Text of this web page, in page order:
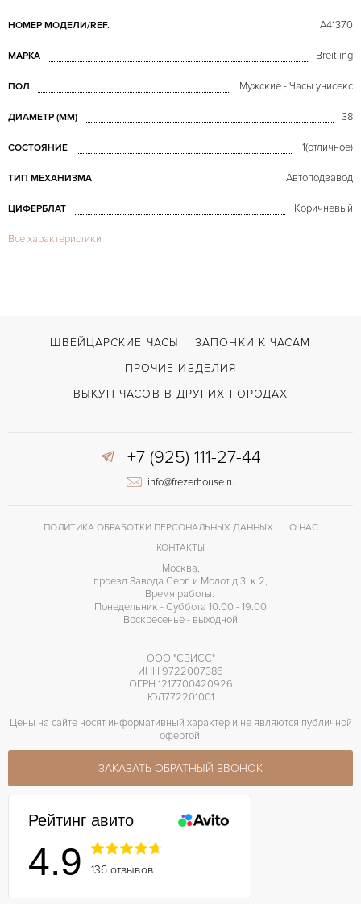
НОМЕР МОДЕЛИ/REF. A41370
МАРКА Breitling
ПОЛ Мужские - Часы унисекс
ДИАМЕТР (MM) 38
СОСТОЯНИЕ 1(отличное)
ТИП МЕХАНИЗМА Автоподзавод
ЦИФЕРБЛАТ Коричневый
СТЕКЛО
ВОЗМОЖНОСТИ ДОСТАВКИ С документами, С футляром
Застежка с помощью шипа
Все характеристики
ШВЕЙЦАРСКИЕ ЧАСЫ
ЗАПОНКИ К ЧАСАМ
ПРОЧИЕ ИЗДЕЛИЯ
ВЫКУП ЧАСОВ В ДРУГИХ ГОРОДАХ
+7 (925) 111-27-44
info@frezerhouse.ru
ПОЛИТИКА ОБРАБОТКИ ПЕРСОНАЛЬНЫХ ДАННЫХ
О НАС
КОНТАКТЫ
Москва,
проезд Завода Серп и Молот д 3, к 2,
Время работы:
Понедельник - Суббота 10:00 - 19:00
Воскресенье - выходной
ООО "СВИСС"
ИНН 9722007386
ОГРН 1217700420926
ЮЛ772201001
Цены на сайте носят информативный характер и не являются публичной
офертой.
ЗАКАЗАТЬ ОБРАТНЫЙ ЗВОНОК
Рейтинг авито
4.9 136 отзывов